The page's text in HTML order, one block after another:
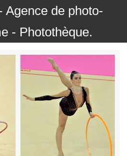
Agence de photo-
- Photothèque.